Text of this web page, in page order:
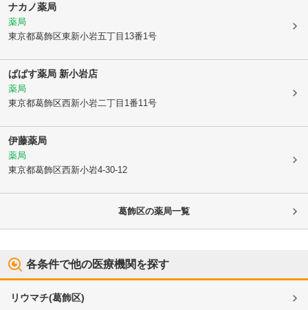
ナカノ薬局
薬局
東京都葛飾区東新小岩五丁目13番1号
ぱぱす薬局 新小岩店
薬局
東京都葛飾区西新小岩二丁目1番11号
伊藤薬局
薬局
東京都葛飾区西新小岩4-30-12
葛飾区の薬局一覧
各条件で他の医療機関を探す
リウマチ(葛飾区)